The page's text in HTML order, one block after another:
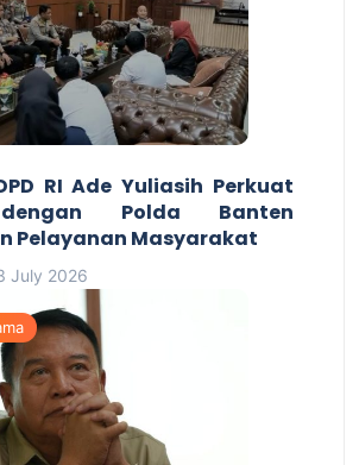
RI Ade Yuliasih Perkuat
Polda Banten
Pelayanan Masyarakat
July 2026